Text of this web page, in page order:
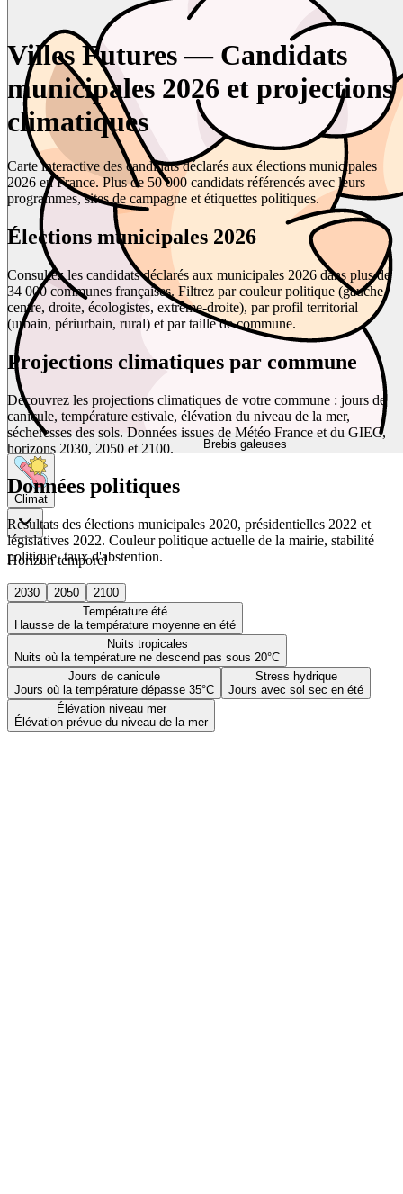
Brebis galeuses
Climat
Horizon temporel
2030 2050
2100
Température été
Hausse de la température moyenne en été
Nuits tropicales
Nuits où la température ne descend pas sous 20°C
Jours de canicule
Jours où la température dépasse 35°C
Stress hydrique
Jours avec sol sec en été
Élévation niveau mer
Élévation prévue du niveau de la mer
Villes Futures — Candidats
municipales 2026 et projections
climatiques
Carte interactive des candidats déclarés aux élections municipales
2026 en France. Plus de 50 000 candidats référencés avec leurs
programmes, sites de campagne et étiquettes politiques.
Élections municipales 2026
Consultez les candidats déclarés aux municipales 2026 dans plus de
34 000 communes françaises. Filtrez par couleur politique (gauche,
centre, droite, écologistes, extrême-droite), par profil territorial
(urbain, périurbain, rural) et par taille de commune.
Projections climatiques par commune
Découvrez les projections climatiques de votre commune : jours de
canicule, température estivale, élévation du niveau de la mer,
sécheresses des sols. Données issues de Météo France et du GIEC,
horizons 2030, 2050 et 2100.
Données politiques
Résultats des élections municipales 2020, présidentielles 2022 et
législatives 2022. Couleur politique actuelle de la mairie, stabilité
politique, taux d'abstention.